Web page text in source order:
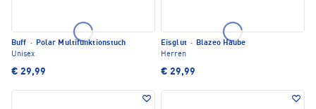
Buff · Polar Multifunktionstuch
Unisex
€ 29,99
Eisglut · Blazeo Haube
Herren
€ 29,99